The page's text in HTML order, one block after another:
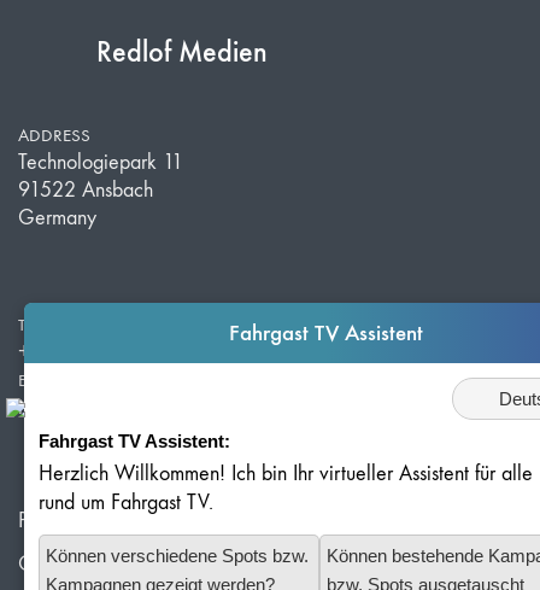
Redlof Medien
ADDRESS
Technologiepark 11
91522 Ansbach
Germany
TELEPHONE
+49 981 203 526 50
E-MAIL
info@redlof-medien.de
Privacy Policy
Cookie Settings
Fahrgast TV Assistent
Sprache
Fahrgast TV Assistent:
Herzlich Willkommen! Ich bin Ihr virtueller Assistent für alle
rund um Fahrgast TV.
Können verschiedene Spots bzw.
Kampagnen gezeigt werden?
Können bestehende
bzw. Spots ausgetauscht